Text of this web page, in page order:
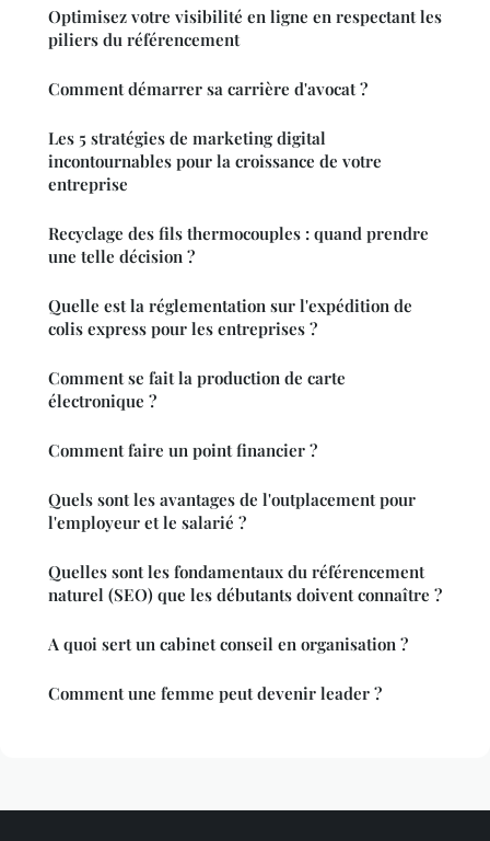
Optimisez votre visibilité en ligne en respectant les
piliers du référencement
Comment démarrer sa carrière d'avocat ?
Les 5 stratégies de marketing digital
incontournables pour la croissance de votre
entreprise
Recyclage des fils thermocouples : quand prendre
une telle décision ?
Quelle est la réglementation sur l'expédition de
colis express pour les entreprises ?
Comment se fait la production de carte
électronique ?
Comment faire un point financier ?
Quels sont les avantages de l'outplacement pour
l'employeur et le salarié ?
Quelles sont les fondamentaux du référencement
naturel (SEO) que les débutants doivent connaître ?
A quoi sert un cabinet conseil en organisation ?
Comment une femme peut devenir leader ?